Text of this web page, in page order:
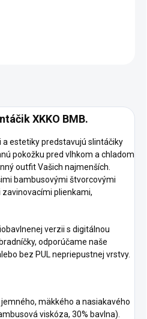
XKKO BMB.
a estetiky predstavujú slintáčiky
pokožku pred vlhkom a chladom
outfit Vašich najmenších.
bambusovými štvorcovými
plienkami,
verzii s digitálnou
odporúčame naše
bez PUL nepriepustnej vrstvy.
mäkkého a nasiakavého
viskóza, 30% bavlna).